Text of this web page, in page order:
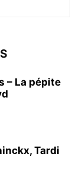
– La pépite
Tardi